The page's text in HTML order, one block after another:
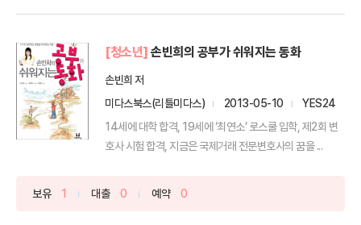
[청소년] 손빈희의 공부가 쉬워지는 동화
손빈희 저
미다스북스(리틀미다스)
2013-05-10
YES24
14세에 대학 합격, 19세에 ‘최연소’ 로스쿨 입학, 제2회 변
호사 시험 합격, 지금은 국제거래 전문변호사의 꿈을 ...
보유 1 대출 0 예약 0